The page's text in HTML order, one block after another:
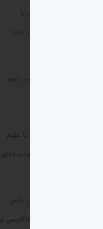
حداقل چندتایی از آن را
روبه‌روی ما بگذارند از کجا
این قالب داستانی صحبت کنیم.
کلمات تخصصی در هنر یا علوم
سخت‌تر از چنین تعریف ساده‌ای
داشته باشد را رمان فرض کنیم.
البته توضیح این نکته ضروری به نظر می‌رسد که رمان در ادبیات ایران، از لحاظ مفهومی بیشتر با نووِل (Novel) که کلمه‌ای انگلیسی و